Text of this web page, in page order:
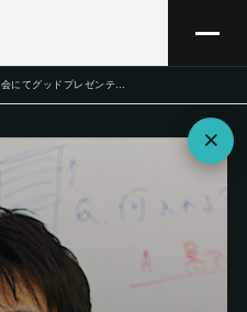
有馬 悠弥さんが日本デザイン学会にてグッドプレゼンテーション賞を受賞
×